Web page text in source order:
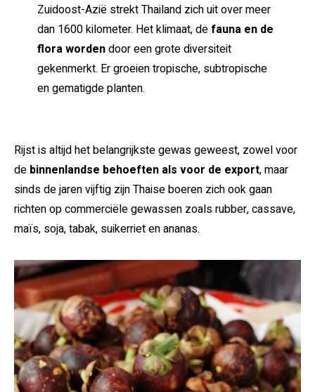
Zuidoost-Azië strekt Thailand zich uit over meer
dan 1600 kilometer. Het klimaat, defauna en de
flora wordendoor een grote diversiteit
gekenmerkt. Er groeien tropische, subtropische
en gematigde planten.
Rijst is altijd het belangrijkste gewas geweest, zowel voor
de binnenlandse behoeften als voor de export, maar
sinds de jaren vijftig zijn Thaise boeren zich ook gaan
richten op commerciële gewassen zoals rubber, cassave,
maïs, soja, tabak, suikerriet en ananas.